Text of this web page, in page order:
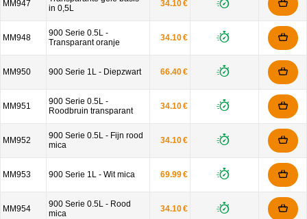
MM947
in 0,5L
34.10 €
MM948
900 Serie 0.5L -
Transparant oranje
34.10 €
MM950 900 Serie 1L - Diepzwart 66.40 €
MM951
900 Serie 0.5L -
Roodbruin transparant
34.10 €
MM952
900 Serie 0.5L - Fijn rood
mica
34.10 €
MM953 900 Serie 1L - Wit mica 69.99 €
MM954
900 Serie 0.5L - Rood
mica
34.10 €